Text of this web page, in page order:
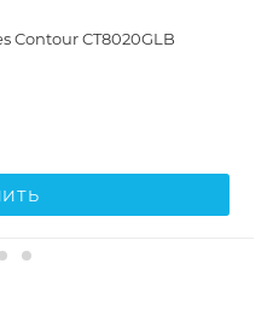
Contour CT8020GLB